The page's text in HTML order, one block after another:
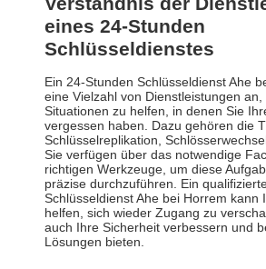
eines 24-Stunden
Schlüsseldienstes
Ein 24-Stunden Schlüsseldienst Ahe
eine Vielzahl von Dienstleistungen
Situationen zu helfen, in denen Sie
vergessen haben. Dazu gehören die
Schlüsselreplikation,
Sie verfügen über das notwendige
richtigen Werkzeuge, um diese
präzise durchzuführen. Ein
Schlüsseldienst Ahe bei Horrem kann
helfen, sich wieder Zugang zu
auch Ihre Sicherheit verbessern und
Lösungen bieten.